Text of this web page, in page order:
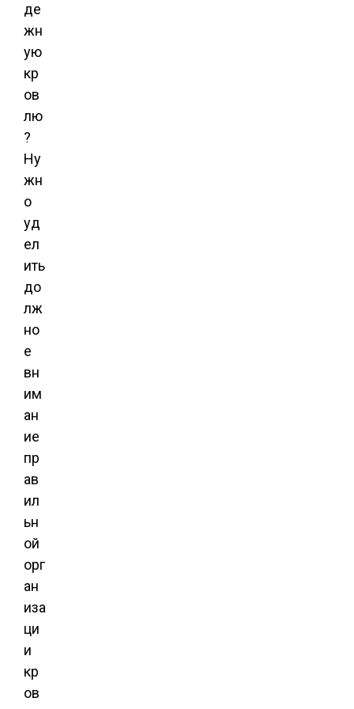
де
жн
ую
кр
ов
лю
?
Ну
жн
о
уд
ел
ить
до
лж
но
е
вн
им
ан
ие
пр
ав
ил
ьн
ой
орг
ан
иза
ци
и
кр
ов